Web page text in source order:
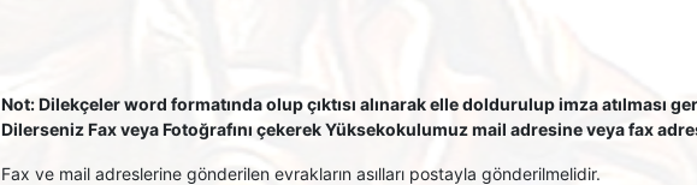
Not: Dilekçeler word formatında olup çıktısı alınarak elle doldurulup imza atılması
Dilerseniz Fax veya Fotoğrafını çekerek Yüksekokulumuz mail adresine veya fax
Fax ve mail adreslerine gönderilen evrakların asılları postayla gönderilmelidir.